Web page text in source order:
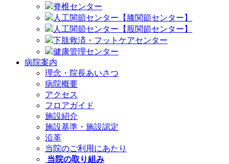
脊椎センター
人工関節センター【膝関節センター】
人工関節センター【股関節センター】
下肢救済・フットケアセンター
健康管理センター
病院案内
理念・院長あいさつ
病院概要
アクセス
フロアガイド
施設紹介
施設基準・施設認定
沿革
当院のご利用にあたり
当院の取り組み